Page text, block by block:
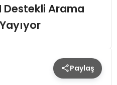
Destekli Arama
Paylaş